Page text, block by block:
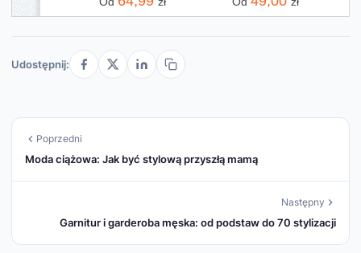
Udostępnij:
Poprzedni
Moda ciążowa: Jak być stylową przyszłą mamą
Następny
Garnitur i garderoba męska: od podstaw do 70 stylizacji